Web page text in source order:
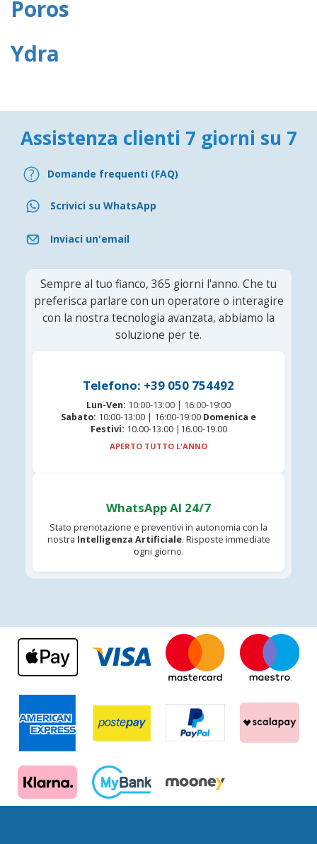
Poros
Ydra
Assistenza clienti 7 giorni su 7
Domande frequenti (FAQ)
Scrivici su WhatsApp
Inviaci un'email
Sempre al tuo fianco, 365 giorni l'anno. Che tu
preferisca parlare con un operatore o interagire
con la nostra tecnologia avanzata, abbiamo la
soluzione per te.
Telefono: +39 050 754492
Lun-Ven: 10:00-13:00 | 16:00-19:00
Sabato: 10:00-13:00 | 16:00-19:00 Domenica e
Festivi: 10.00-13.00 |16.00-19.00
APERTO TUTTO L'ANNO
WhatsApp AI 24/7
Stato prenotazione e preventivi in autonomia con la
nostra Intelligenza Artificiale. Risposte immediate
ogni giorno.